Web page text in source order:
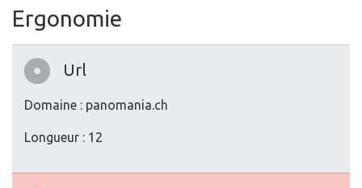
Ergonomie
Url
Domaine : panomania.ch
Longueur : 12